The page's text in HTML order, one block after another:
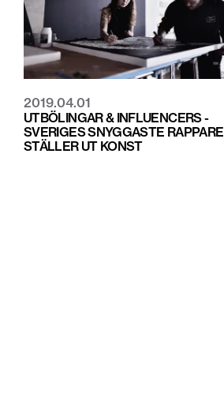
2019.04.01
UTBÖLINGAR & INFLUENCERS -
SVERIGES SNYGGASTE RAPPARE
STÄLLER UT KONST